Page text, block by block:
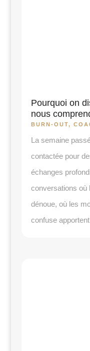
Pourquoi on
nous
BURN-OUT,
La semaine
contactée pour
échanges
conversations où
dénoue, où les
confuse